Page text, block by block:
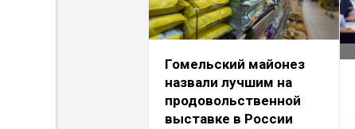
Гомельский майонез
назвали лучшим на
продовольственной
выставке в России